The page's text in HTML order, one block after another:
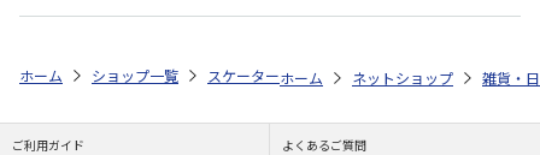
ホーム ショップ一覧 スケーター 六角箸 21cm miffy ANNHE4
ホーム ネットショップ 雑貨・
ご利用ガイド よくあるご質問